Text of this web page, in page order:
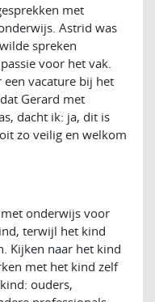
met
Astrid was
spreken
voor het vak.
vacature bij het
Gerard met
dacht ik: ja, dit is
zo veilig en welkom
onderwijs voor
terwijl het kind
Kijken naar het kind
met het kind zelf
ouders,